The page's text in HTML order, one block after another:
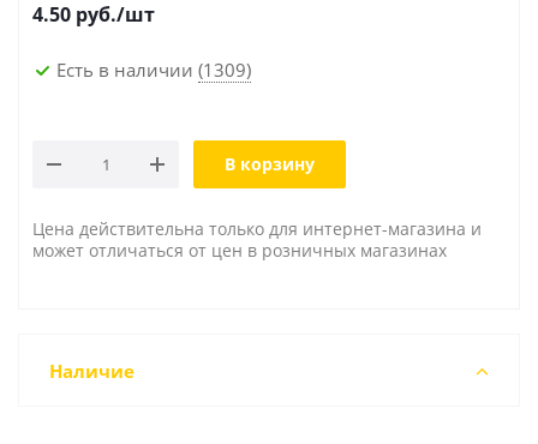
4.50 руб./шт
Есть в наличии (1309)
В корзину
Цена действительна только для интернет-магазина и
может отличаться от цен в розничных магазинах
Наличие